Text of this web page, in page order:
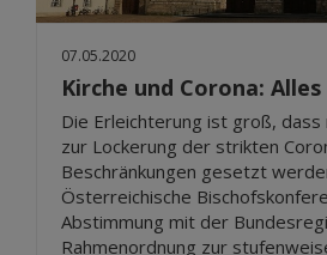
07.05.2020
Kirche und Corona:
Die Erleichterung ist groß,
zur Lockerung der strikten
Beschränkungen gesetzt
Österreichische
Abstimmung mit der
Rahmenordnung zur